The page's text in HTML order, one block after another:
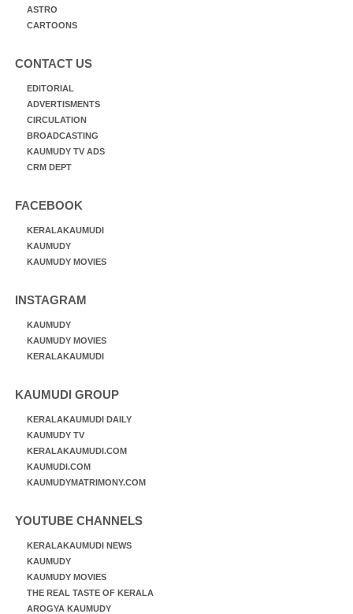
ASTRO
CARTOONS
CONTACT US
EDITORIAL
ADVERTISMENTS
CIRCULATION
BROADCASTING
KAUMUDY TV ADS
CRM DEPT
FACEBOOK
KERALAKAUMUDI
KAUMUDY
KAUMUDY MOVIES
INSTAGRAM
KAUMUDY
KAUMUDY MOVIES
KERALAKAUMUDI
KAUMUDI GROUP
KERALAKAUMUDI DAILY
KAUMUDY TV
KERALAKAUMUDI.COM
KAUMUDI.COM
KAUMUDYMATRIMONY.COM
YOUTUBE CHANNELS
KERALAKAUMUDI NEWS
KAUMUDY
KAUMUDY MOVIES
THE REAL TASTE OF KERALA
AROGYA KAUMUDY